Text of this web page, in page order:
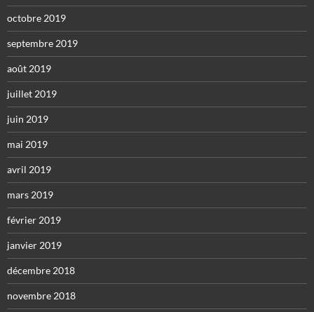
octobre 2019
septembre 2019
août 2019
juillet 2019
juin 2019
mai 2019
avril 2019
mars 2019
février 2019
janvier 2019
décembre 2018
novembre 2018